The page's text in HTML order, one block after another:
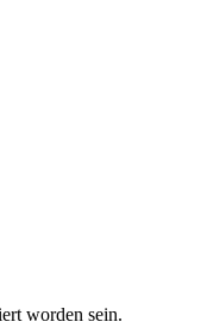
worden sein.